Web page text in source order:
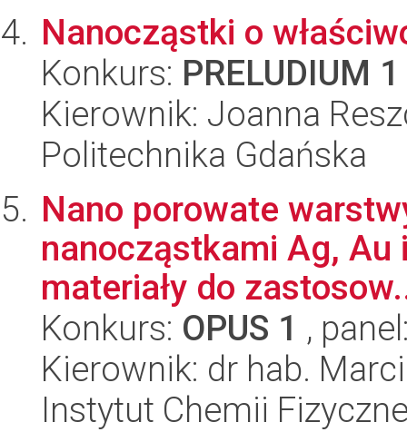
Nanocząstki o
Konkurs: PRELUDIUM 1
Kierownik: Joanna
Politechnika Gdańska
Nano porowate
nanocząstkami Ag,
materiały do
Konkurs: OPUS 1 ,
Kierownik: dr hab.
Instytut Chemii